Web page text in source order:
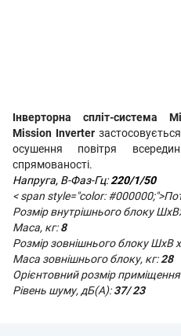
Інверторна спліт-система
Mission Inverter застосовується
осушення повітря
спрямованості.
Напруга, В-Фаз-Гц:220/1/50
< span style="color:
Розмір внутрішнього блоку
Маса, кг:8
Розмір зовнішнього блокуШхВ
Маса зовнішнього блоку, кг:28
Орієнтовний розмір
Рівень шуму, дБ(А):37/ 23